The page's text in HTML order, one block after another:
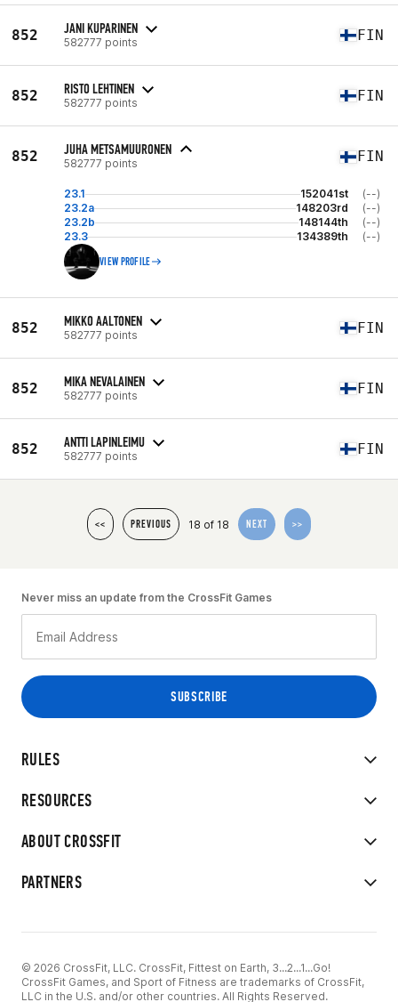
852 JANI KUPARINEN
582777 points FIN
852 RISTO LEHTINEN
582777 points FIN
852 JUHA METSAMUURONEN
582777 points FIN
23.1 152041st
(--)
23.2a
148203rd
(--)
23.2b
148144th
(--)
23.3
134389th (--)
VIEW PROFILE
852 MIKKO AALTONEN
582777 points FIN
852 MIKA NEVALAINEN
582777 points FIN
852 ANTTI LAPINLEIMU
582777 points FIN
<< PREVIOUS 18 of 18 NEXT >>
RULES
RESOURCES
ABOUT CROSSFIT
PARTNERS
Never miss an update from the CrossFit Games
© 2026 CrossFit, LLC. CrossFit, Fittest on Earth, 3...2...1...Go!
CrossFit Games, and Sport of Fitness are trademarks of CrossFit,
LLC in the U.S. and/or other countries. All Rights Reserved.